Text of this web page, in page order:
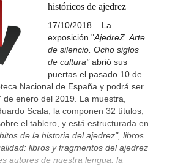
históricos de ajedrez
17/10/2018 – La
exposición "AjedreZ. Arte
de silencio. Ocho siglos
de cultura"abrió sus
puertas el pasado 10 de
Nacional de España y podrá ser
enero del 2019. La muestra,
Scala, la componen 32 títulos,
el tablero, y está estructurada en
hitos de la historia del ajedrez", libros
libros y fragmentos del ajedrez
autores de nuestra lengua: la